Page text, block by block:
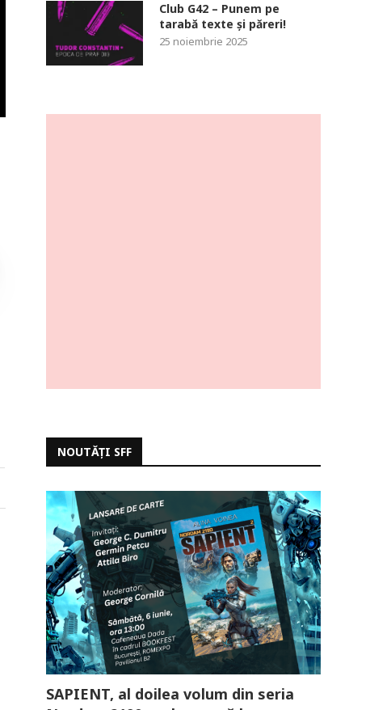
Club G42 – Punem pe
tarabă texte și păreri!
25 noiembrie 2025
NOUTĂȚI SFF
SAPIENT, al doilea volum din seria